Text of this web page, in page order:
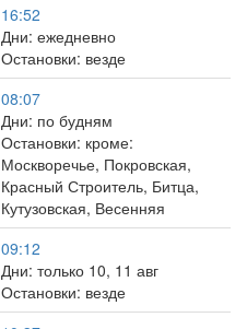
16:52
Дни: ежедневно
Остановки: везде
08:07
Дни: по будням
Остановки: кроме:
Москворечье, Покровская,
Красный Строитель, Битца,
Кутузовская, Весенняя
09:12
Дни: только 10, 11 авг
Остановки: везде